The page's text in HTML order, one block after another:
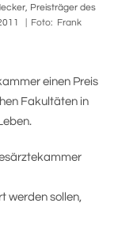
Preisträger des
Foto: Frank
einen Preis
Fakultäten in
werden sollen,